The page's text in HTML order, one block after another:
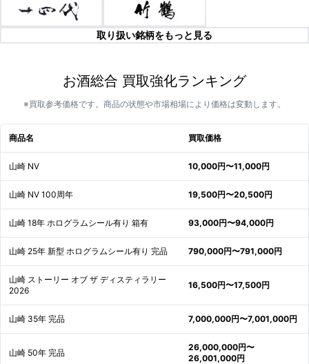
取り扱い銘柄をもっと見る
お酒総合 買取強化ランキング
※買取参考価格です。商品の状態や市場相場により価格は変動します。
商品名 買取価格
山崎 NV 10,000円〜11,000円
山崎 NV 100周年 19,500円〜20,500円
山崎 18年 ホログラムシール有り 箱有 93,000円〜94,000円
山崎 25年 新型 ホログラムシール有り 完品 790,000円〜791,000円
山崎 ストーリー オブ ザ ディスティラリー
2026
16,500円〜17,500円
山崎 35年 完品 7,000,000円〜7,001,000円
山崎 50年 完品
26,000,000円〜
26,001,000円